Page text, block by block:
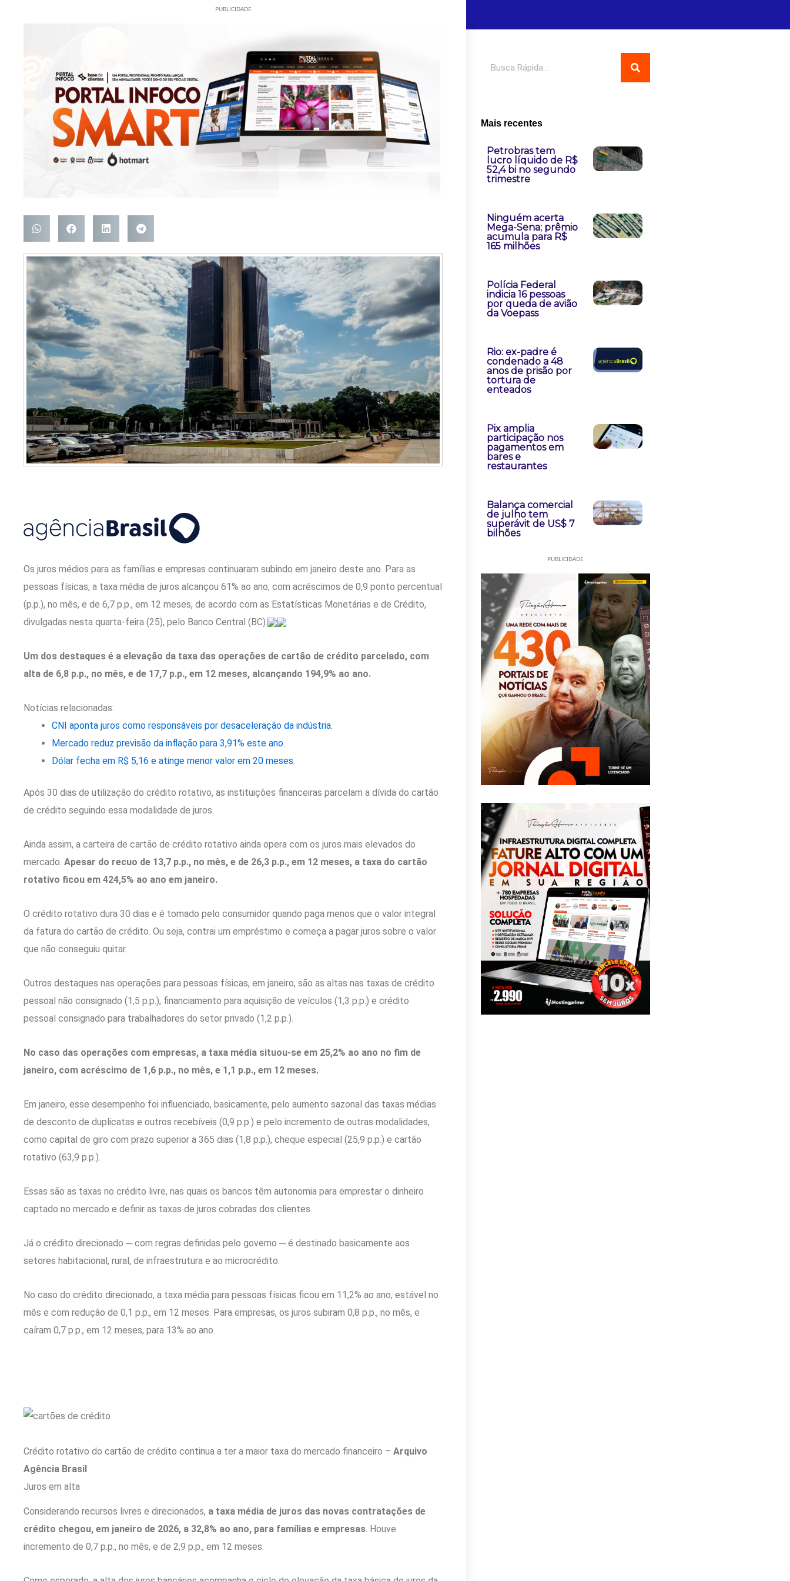
PUBLICIDADE
Os juros médios para as famílias e empresas continuaram subindo em janeiro deste ano. Para as
pessoas físicas, a taxa média de juros alcançou 61% ao ano, com acréscimos de 0,9 ponto percentual
(p.p.), no mês, e de 6,7 p.p., em 12 meses, de acordo com as Estatísticas Monetárias e de Crédito,
divulgadas nesta quarta-feira (25), pelo Banco Central (BC).
Um dos destaques é a elevação da taxa das operações de cartão de crédito parcelado, com
alta de 6,8 p.p., no mês, e de 17,7 p.p., em 12 meses, alcançando 194,9% ao ano.
Notícias relacionadas:
CNI aponta juros como responsáveis por desaceleração da indústria.
Mercado reduz previsão da inflação para 3,91% este ano.
Dólar fecha em R$ 5,16 e atinge menor valor em 20 meses.
Após 30 dias de utilização do crédito rotativo, as instituições financeiras parcelam a dívida do cartão
de crédito seguindo essa modalidade de juros.
Ainda assim, a carteira de cartão de crédito rotativo ainda opera com os juros mais elevados do
mercado. Apesar do recuo de 13,7 p.p., no mês, e de 26,3 p.p., em 12 meses, a taxa do cartão
rotativo ficou em 424,5% ao ano em janeiro.
O crédito rotativo dura 30 dias e é tomado pelo consumidor quando paga menos que o valor integral
da fatura do cartão de crédito. Ou seja, contrai um empréstimo e começa a pagar juros sobre o valor
que não conseguiu quitar.
Outros destaques nas operações para pessoas físicas, em janeiro, são as altas nas taxas de crédito
pessoal não consignado (1,5 p.p.), financiamento para aquisição de veículos (1,3 p.p.) e crédito
pessoal consignado para trabalhadores do setor privado (1,2 p.p.).
No caso das operações com empresas, a taxa média situou-se em 25,2% ao ano no fim de
janeiro, com acréscimo de 1,6 p.p., no mês, e 1,1 p.p., em 12 meses.
Em janeiro, esse desempenho foi influenciado, basicamente, pelo aumento sazonal das taxas médias
de desconto de duplicatas e outros recebíveis (0,9 p.p.) e pelo incremento de outras modalidades,
como capital de giro com prazo superior a 365 dias (1,8 p.p.), cheque especial (25,9 p.p.) e cartão
rotativo (63,9 p.p.).
Essas são as taxas no crédito livre, nas quais os bancos têm autonomia para emprestar o dinheiro
captado no mercado e definir as taxas de juros cobradas dos clientes.
Já o crédito direcionado ─ com regras definidas pelo governo ─ é destinado basicamente aos
setores habitacional, rural, de infraestrutura e ao microcrédito.
No caso do crédito direcionado, a taxa média para pessoas físicas ficou em 11,2% ao ano, estável no
mês e com redução de 0,1 p.p., em 12 meses. Para empresas, os juros subiram 0,8 p.p., no mês, e
caíram 0,7 p.p., em 12 meses, para 13% ao ano.
Crédito rotativo do cartão de crédito continua a ter a maior taxa do mercado financeiro – Arquivo
Agência Brasil
Juros em alta
Considerando recursos livres e direcionados, a taxa média de juros das novas contratações de
crédito chegou, em janeiro de 2026, a 32,8% ao ano, para famílias e empresas . Houve
incremento de 0,7 p.p., no mês, e de 2,9 p.p., em 12 meses.
Mais recentes
Petrobras tem
lucro líquido de R$
52,4 bi no segundo
trimestre
Ninguém acerta
Mega-Sena; prêmio
acumula para R$
165 milhões
Polícia Federal
indicia 16 pessoas
por queda de avião
da Voepass
Rio: ex-padre é
condenado a 48
anos de prisão por
tortura de
enteados
Pix amplia
participação nos
pagamentos em
bares e
restaurantes
Balança comercial
de julho tem
superávit de US$ 7
bilhões
PUBLICIDADE